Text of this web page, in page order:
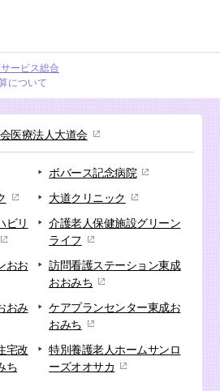
ービス総合
について
医療法人大道会
ボバース記念病院
大道クリニック
ビリ
介護老人保健施設グリーン
ライフ
おお
訪問看護ステーション東成
おおみち
おみ
ケアプランセンター東成お
おみち
宅改
ち
特別養護老人ホームサンロ
ーズオオサカ